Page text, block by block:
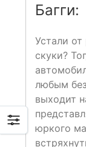
Багги:
Устали от
скуки?
любым
выходит
юркого